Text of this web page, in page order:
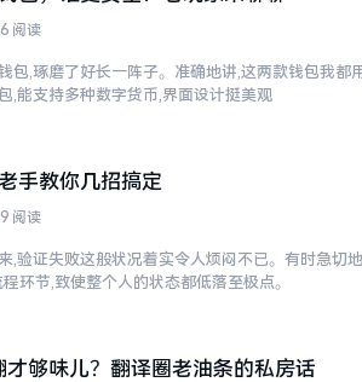
阅读
包,琢磨了好长一阵子。准确地讲,这两款钱包我都
,能支持多种数字货币,界面设计挺美观
手教你几招搞定
阅读
,验证失败这般状况着实令人烦闷不已。有时急切
环节,致使整个人的状态都低落至极点。
够味儿？翻译圈老油条的私房话